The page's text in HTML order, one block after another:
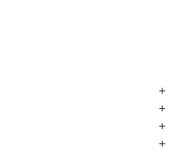
+
+
+
+